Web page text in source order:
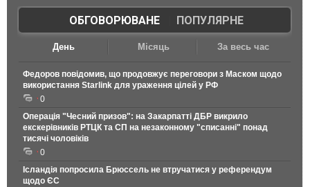
ОБГОВОРЮВАНЕ| ПОПУЛЯРНЕ
День Місяць За весь час
Федоров повідомив, що продовжує переговори з Маском щодо
використання Starlink для ураження цілей у РФ
0
Операція "Чесний призов": на Закарпатті ДБР викрило
екскерівників РТЦК та СП на незаконному "списанні" понад
тисячі чоловіків
0
Ісландія попросила Брюссель не втручатися у референдум
щодо ЄС